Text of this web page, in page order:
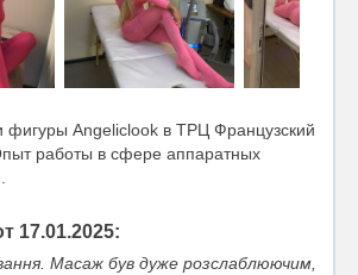
фигуры Angeliclook в ТРЦ Французский
работы в сфере аппаратных
17.01.2025:
Масаж був дуже розслаблюючим,